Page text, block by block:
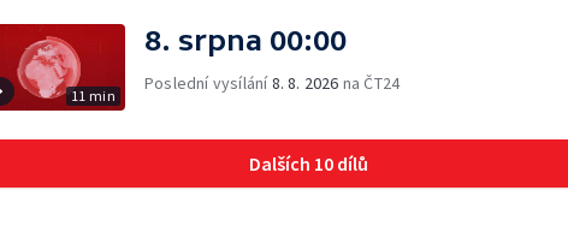
11 min
8. srpna 00:00
Poslední vysílání8. 8. 2026 na ČT24
Dalších 10 dílů